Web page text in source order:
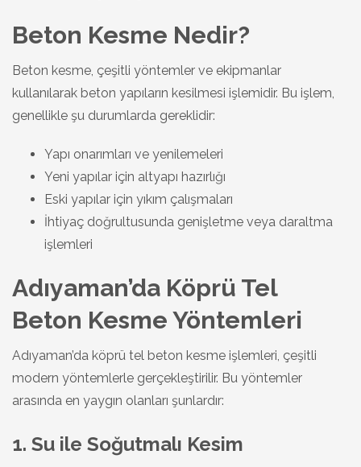
Beton Kesme Nedir?
Beton kesme, çeşitli yöntemler ve ekipmanlar
kullanılarak beton yapıların kesilmesi işlemidir. Bu işlem,
genellikle şu durumlarda gereklidir:
Yapı onarımları ve yenilemeleri
Yeni yapılar için altyapı hazırlığı
Eski yapılar için yıkım çalışmaları
İhtiyaç doğrultusunda genişletme veya daraltma
işlemleri
Adıyaman’da Köprü Tel
Beton Kesme Yöntemleri
Adıyaman’da köprü tel beton kesme işlemleri, çeşitli
modern yöntemlerle gerçekleştirilir. Bu yöntemler
arasında en yaygın olanları şunlardır:
1. Su ile Soğutmalı Kesim